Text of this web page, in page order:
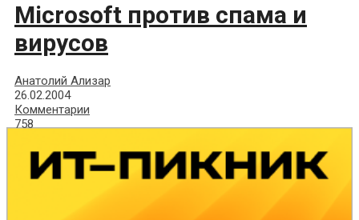
Microsoft против спама и
вирусов
Анатолий Ализар
26.02.2004
Комментарии
758